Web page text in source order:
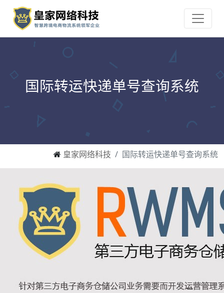
国际转运快递单号查询系统
皇家网络科技 国际转运快递单号查询系统